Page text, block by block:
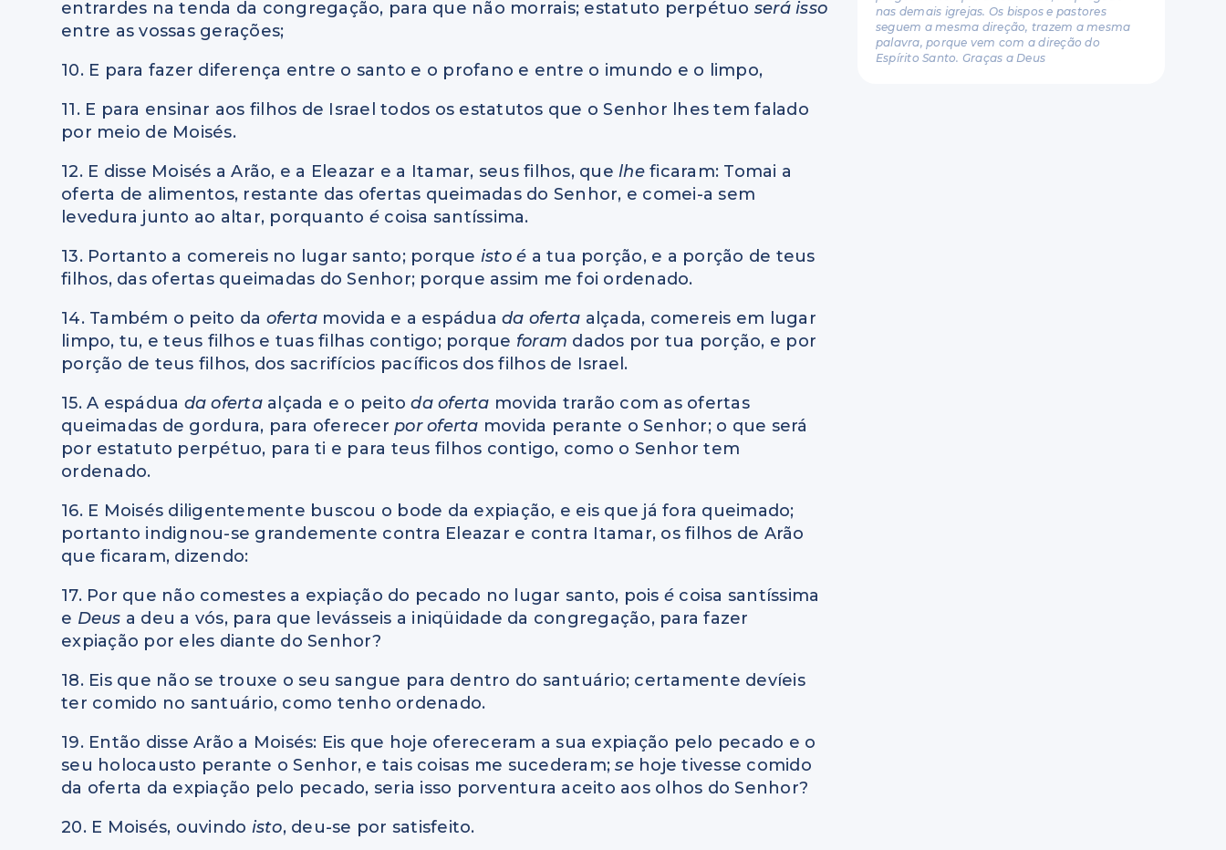
entrardes na tenda da congregação, para que não morrais; estatuto perpétuo será isso
entre as vossas gerações;
10. E para fazer diferença entre o santo e o profano e entre o imundo e o limpo,
11. E para ensinar aos filhos de Israel todos os estatutos que o Senhor lhes tem falado
por meio de Moisés.
12. E disse Moisés a Arão, e a Eleazar e a Itamar, seus filhos, quelheficaram: Tomai a
oferta de alimentos, restante das ofertas queimadas do Senhor, e comei-a sem
levedura junto ao altar, porquanto é coisa santíssima.
13. Portanto a comereis no lugar santo; porque isto é a tua porção, e a porção de teus
filhos, das ofertas queimadas do Senhor; porque assim me foi ordenado.
14. Também o peito da oferta movida e a espáduada oferta alçada, comereis em lugar
limpo, tu, e teus filhos e tuas filhas contigo; porque foram dados por tua porção, e por
porção de teus filhos, dos sacrifícios pacíficos dos filhos de Israel.
15. A espádua da oferta alçada e o peitoda oferta movida trarão com as ofertas
queimadas de gordura, para oferecerpor oferta movida perante o Senhor; o que será
por estatuto perpétuo, para ti e para teus filhos contigo, como o Senhor tem
ordenado.
16. E Moisés diligentemente buscou o bode da expiação, e eis que já fora queimado;
portanto indignou-se grandemente contra Eleazar e contra Itamar, os filhos de Arão
que ficaram, dizendo:
17. Por que não comestes a expiação do pecado no lugar santo, pois é coisa santíssima
e Deus a deu a vós, para que levásseis a iniqüidade da congregação, para fazer
expiação por eles diante do Senhor?
18. Eis que não se trouxe o seu sangue para dentro do santuário; certamente devíeis
ter comido no santuário, como tenho ordenado.
19. Então disse Arão a Moisés: Eis que hoje ofereceram a sua expiação pelo pecado e o
seu holocausto perante o Senhor, e tais coisas me sucederam;se hoje tivesse comido
da oferta da expiação pelo pecado, seria isso porventura aceito aos olhos do Senhor?
20. E Moisés, ouvindo isto, deu-se por satisfeito.
nas demais igrejas. Os bispos e pastores
seguem a mesma direção, trazem a mesma
palavra, porque vem com a direção do
Espírito Santo. Graças a Deus